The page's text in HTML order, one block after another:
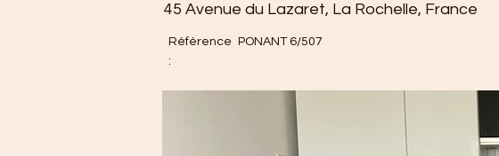
45 Avenue du Lazaret, La Rochelle, France
Référence
:
PONANT 6/507